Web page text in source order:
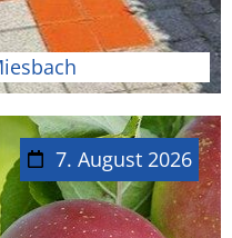
7. August 2026